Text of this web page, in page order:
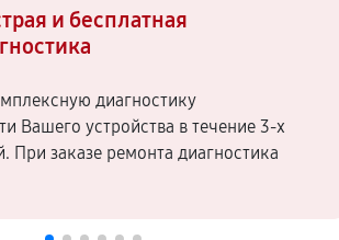
и бесплатная
диагностику
Вашего устройства в течение 3-х
При заказе ремонта диагностика